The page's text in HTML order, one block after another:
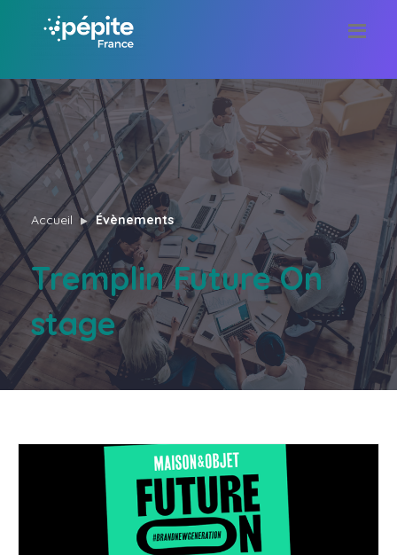
Accueil Évènements
Tremplin Future On
stage